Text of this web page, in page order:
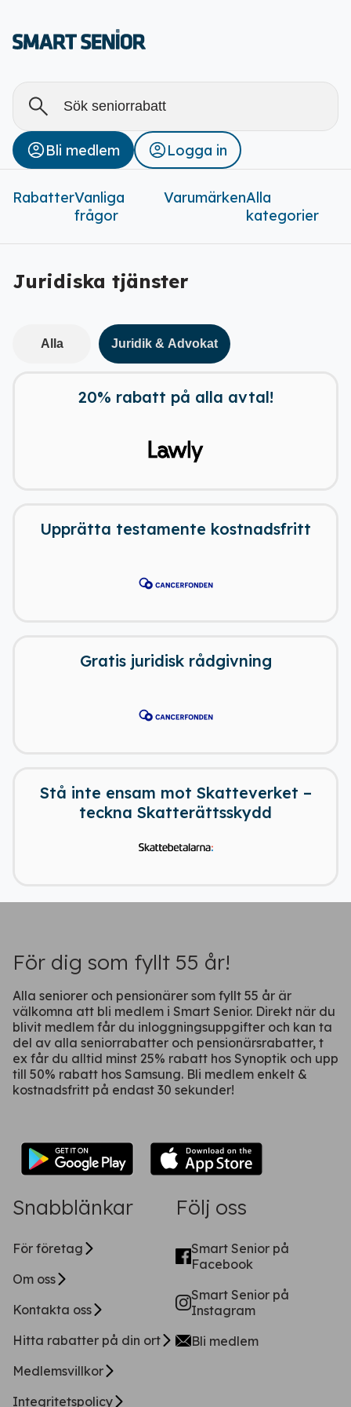
Alla
Rabatter (0)
Bli medlem Logga in
RabatterVanliga
frågor
VarumärkenAlla
kategorier
Juridiska tjänster
Alla Juridik & Advokat
20% rabatt på alla avtal!
Upprätta testamente kostnadsfritt
Gratis juridisk rådgivning
Stå inte ensam mot Skatteverket –
teckna Skatterättsskydd
För dig som fyllt 55 år!
Alla seniorer och pensionärer som fyllt 55 år är
välkomna att bli medlem i Smart Senior. Direkt när du
blivit medlem får du inloggningsuppgifter och kan ta
del av alla seniorrabatter och pensionärsrabatter, t
ex får du alltid minst 25% rabatt hos Synoptik och upp
till 50% rabatt hos Samsung. Bli medlem enkelt &
kostnadsfritt på endast 30 sekunder!
Snabblänkar
För företag
Om oss
Kontakta oss
Hitta rabatter på din ort
Medlemsvillkor
Integritetspolicy
Följ oss
Smart Senior på
Facebook
Smart Senior på
Instagram
Bli medlem
Ladda ner vår app!
ficka
Fortsätt på webben